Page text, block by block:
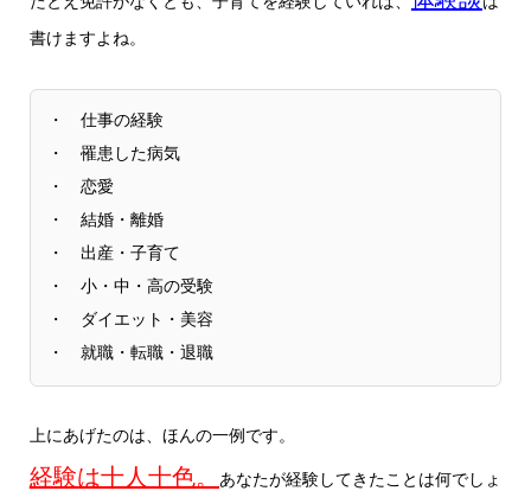
書けますよね。
・ 仕事の経験
・ 罹患した病気
・ 恋愛
・ 結婚・離婚
・ 出産・子育て
・ 小・中・高の受験
・ ダイエット・美容
・ 就職・転職・退職
上にあげたのは、ほんの一例です。
経験は十人十色。 あなたが経験してきたことは何でしょ